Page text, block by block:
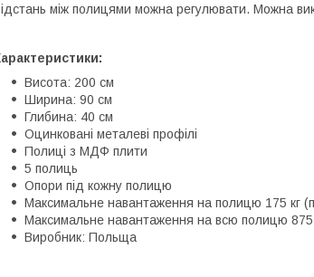
між полицями можна регулювати. Можна
Висота: 200 см
Ширина: 90 см
Глибина: 40 см
Оцинковані металеві профілі
Полиці з МДФ плити
5 полиць
Опори під кожну полицю
Максимальне навантаження на полицю 175 кг
Максимальне навантаження на всю полицю 875
Виробник: Польща